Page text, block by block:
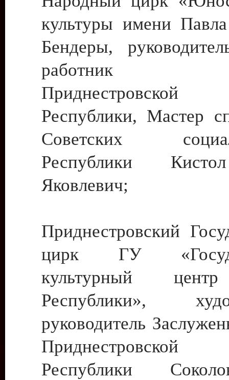
культуры имени
Бендеры,
работник
Приднестровской
Республики, Мастер
Советских
Республики
Яковлевич;
Приднестровский
цирк ГУ
культурный
Республики»,
руководитель
Приднестровской
Республики